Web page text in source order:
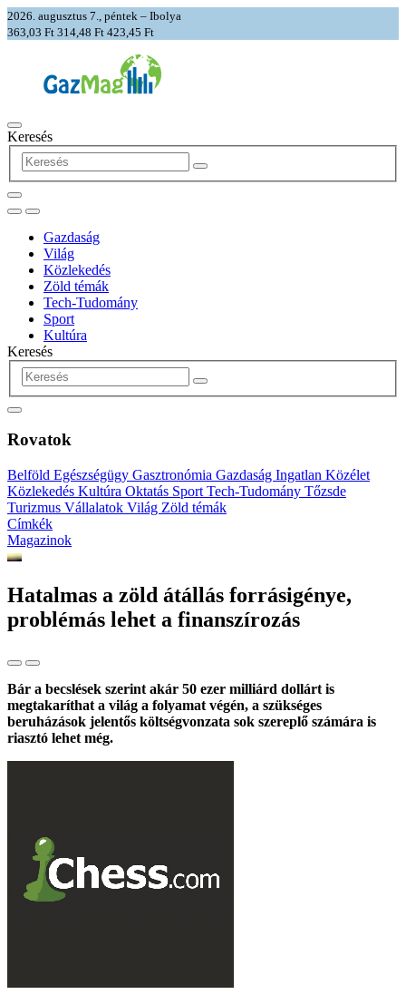
2026. augusztus 7., péntek – Ibolya
363,03 Ft 314,48 Ft 423,45 Ft
Keresés
Gazdaság
Világ
Közlekedés
Zöld témák
Tech-Tudomány
Sport
Kultúra
Keresés
Rovatok
Belföld Egészségügy Gasztronómia Gazdaság Ingatlan Közélet
Közlekedés Kultúra Oktatás Sport Tech-Tudomány Tőzsde
Turizmus Vállalatok Világ Zöld témák
Címkék
Magazinok
Hatalmas a zöld átállás forrásigénye,
problémás lehet a finanszírozás
Bár a becslések szerint akár 50 ezer milliárd dollárt is
megtakaríthat a világ a folyamat végén, a szükséges
beruházások jelentős költségvonzata sok szereplő számára is
riasztó lehet még.